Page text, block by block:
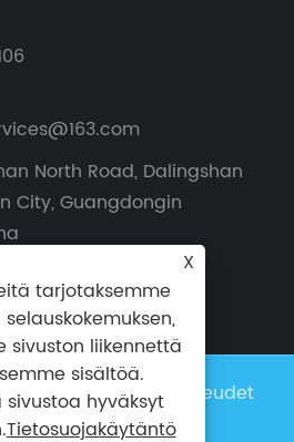
North Road, Dalingshan
City, Guangdongin
Factory Kaikki oikeudet
X
tarjotaksemme
sivuston liikennettä
sisältöä.
hyväksyt
Tietosuojakäytäntö